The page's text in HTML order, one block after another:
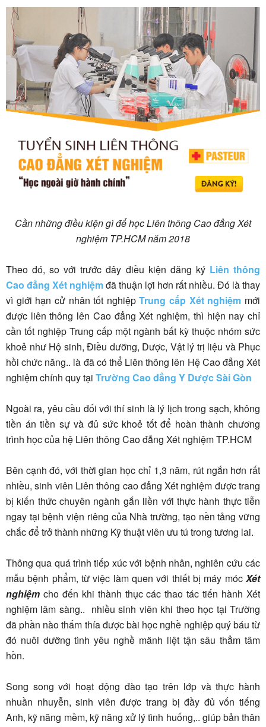
Cần những điều kiện gì để học Liên thông Cao đẳng Xét
nghiệm TP.HCM năm 2018
Theo đó, so với trước đây điều kiện đăng ký Liên thông
Cao đẳng Xét nghiệmđã thuận lợi hơn rất nhiều. Đó là thay
vì giới hạn cử nhân tốt nghiệpTrung cấp Xét nghiệm mới
được liên thông lên Cao đẳng Xét nghiệm, thì hiện nay chỉ
cần tốt nghiệp Trung cấp một ngành bất kỳ thuộc nhóm sức
khoẻ như Hộ sinh, Điều dưỡng, Dược, Vật lý trị liệu và Phục
hồi chức năng.. là đã có thể Liên thông lên Hệ Cao đẳng Xét
nghiệm chính quy tại Trường Cao đẳng Y Dược Sài Gòn
Ngoài ra, yêu cầu đối với thí sinh là lý lịch trong sạch, không
tiền án tiền sự và đủ sức khoẻ tốt để hoàn thành chương
trình học của hệ Liên thông Cao đẳng Xét nghiệm TP.HCM
Bên cạnh đó, với thời gian học chỉ 1,3 năm, rút ngắn hơn rất
nhiều, sinh viên Liên thông cao đẳng Xét nghiệm được trang
bị kiến thức chuyên ngành gắn liền với thực hành thực tiễn
ngay tại bệnh viện riêng của Nhà trường, tạo nền tảng vững
chắc để trở thành những Kỹ thuật viên ưu tú trong tương lai.
Thông qua quá trình tiếp xúc với bệnh nhân, nghiên cứu các
mẫu bệnh phẩm, từ việc làm quen với thiết bị máy móc Xét
nghiệm cho đến khi thành thục các thao tác tiến hành Xét
nghiệm lâm sàng.. nhiều sinh viên khi theo học tại Trường
đã phần nào thấm thía được bài học nghề nghiệp quý báu từ
đó nuôi dưỡng tình yêu nghề mãnh liệt tận sâu thẳm tâm
hồn.
Song song với hoạt động đào tạo trên lớp và thực hành
nhuần nhuyễn, sinh viên được trang bị đầy đủ vốn tiếng
Anh, kỹ năng mềm, kỹ năng xử lý tình huống,.. giúp bản thân